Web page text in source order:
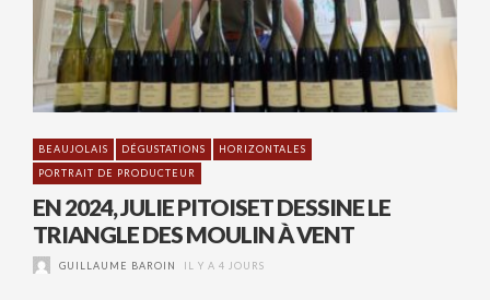
BEAUJOLAIS DÉGUSTATIONS
HORIZONTALES
PORTRAIT DE PRODUCTEUR
EN 2024, JULIE PITOISET DESSINE LE
TRIANGLE DES MOULIN À VENT
GUILLAUME BAROIN IL Y A 4 JOURS